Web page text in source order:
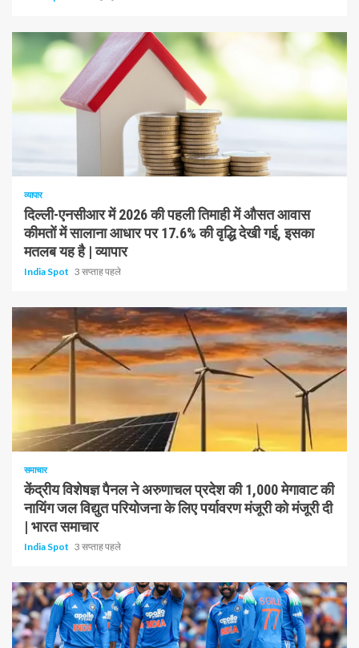
व्यापार
दिल्ली-एनसीआर में 2026 की पहली तिमाही में औसत आवास
कीमतों में सालाना आधार पर 17.6% की वृद्धि देखी गई, इसका
मतलब यह है | व्यापार
India Spot 3 सप्ताह पहले
1 न्यूनतम पढ़ा
समाचार
केंद्रीय विशेषज्ञ पैनल ने अरुणाचल प्रदेश की 1,000 मेगावाट की
नायिंग जल विद्युत परियोजना के लिए पर्यावरण मंजूरी को मंजूरी दी
| भारत समाचार
India Spot 3 सप्ताह पहले